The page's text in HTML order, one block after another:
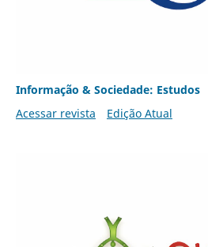
Informação & Sociedade: Estudos
Acessar revista
Edição Atual